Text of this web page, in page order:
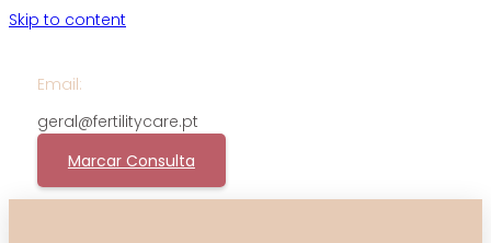
Skip to content
Email:
geral@fertilitycare.pt
Marcar Consulta